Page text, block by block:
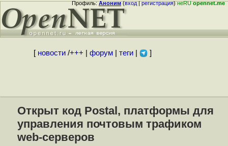
Профиль:Аноним(вход|регистрация)неRUopennet.me
[ новости/+++ форум| теги| ]
Открыт код Postal, платформы для
управления почтовым трафиком
web-серверов